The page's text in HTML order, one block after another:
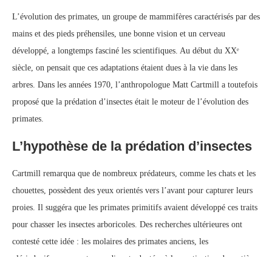
L’évolution des primates, un groupe de mammifères caractérisés par des
mains et des pieds préhensiles, une bonne vision et un cerveau
développé, a longtemps fasciné les scientifiques. Au début du XXᵉ
siècle, on pensait que ces adaptations étaient dues à la vie dans les
arbres. Dans les années 1970, l’anthropologue Matt Cartmill a toutefois
proposé que la prédation d’insectes était le moteur de l’évolution des
primates.
L’hypothèse de la prédation d’insectes
Cartmill remarqua que de nombreux prédateurs, comme les chats et les
chouettes, possèdent des yeux orientés vers l’avant pour capturer leurs
proies. Il suggéra que les primates primitifs avaient développé ces traits
pour chasser les insectes arboricoles. Des recherches ultérieures ont
contesté cette idée : les molaires des primates anciens, les